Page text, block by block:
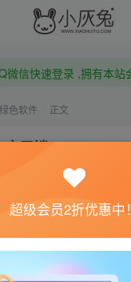
绿色软件 正文
用锁v1.03
程
！！！
超级会员2折优惠中！